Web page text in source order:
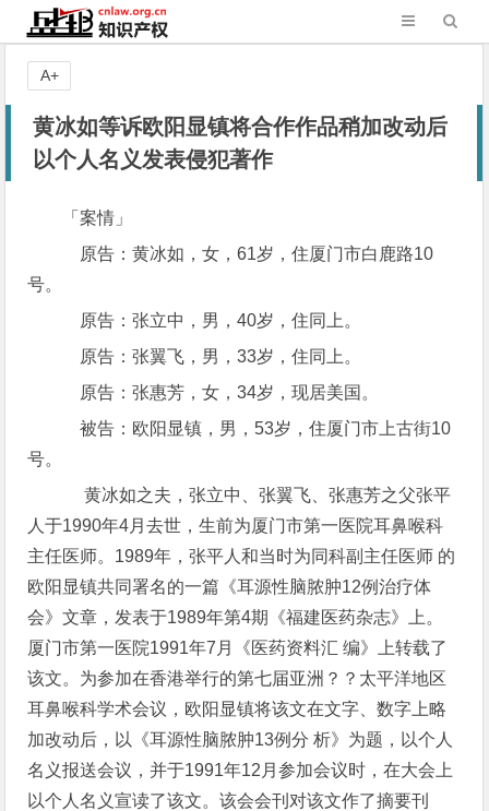
黄冰如等诉欧阳显镇将合作作品稍加改动后
以个人名义发表侵犯著作
「案情」
原告：黄冰如，女，61岁，住厦门市白鹿路10
号。
原告：张立中，男，40岁，住同上。
原告：张翼飞，男，33岁，住同上。
原告：张惠芳，女，34岁，现居美国。
被告：欧阳显镇，男，53岁，住厦门市上古街10
号。
黄冰如之夫，张立中、张翼飞、张惠芳之父张平
人于1990年4月去世，生前为厦门市第一医院耳鼻喉科
主任医师。1989年，张平人和当时为同科副主任医师 的
欧阳显镇共同署名的一篇《耳源性脑脓肿12例治疗体
会》文章，发表于1989年第4期《福建医药杂志》上。
厦门市第一医院1991年7月《医药资料汇 编》上转载了
该文。为参加在香港举行的第七届亚洲？？太平洋地区
耳鼻喉科学术会议，欧阳显镇将该文在文字、数字上略
加改动后，以《耳源性脑脓肿13例分 析》为题，以个人
名义报送会议，并于1991年12月参加会议时，在大会上
以个人名义宣读了该文。该会会刊对该文作了摘要刊
A+